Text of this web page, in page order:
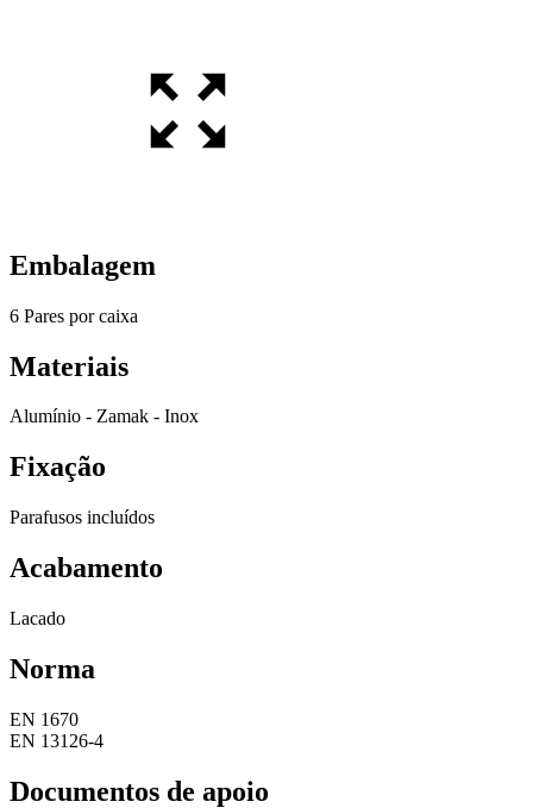
Embalagem
6 Pares por caixa
Materiais
Alumínio - Zamak - Inox
Fixação
Parafusos incluídos
Acabamento
Lacado
Norma
EN 1670
EN 13126-4
Documentos de apoio